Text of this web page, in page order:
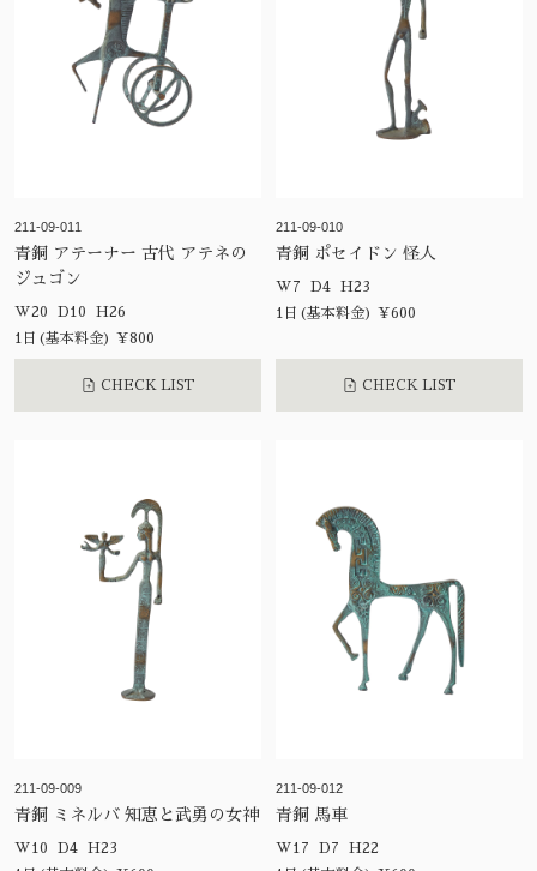
211-09-011
青銅 アテーナー 古代 アテネの
ジュゴン
W20 D10 H26
1日(基本料金) ¥800
CHECK LIST
211-09-010
青銅 ポセイドン 怪人
W7 D4 H23
1日(基本料金) ¥600
CHECK LIST
211-09-009
青銅 ミネルバ 知恵と武勇の女神
W10 D4 H23
211-09-012
青銅 馬車
W17 D7 H22